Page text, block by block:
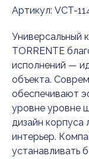
Артикул: VCT-
Универсальный
TORRENTE
исполнений —
объекта.
обеспечивают
уровне уровне
дизайн корпуса
интерьер.
устанавливать